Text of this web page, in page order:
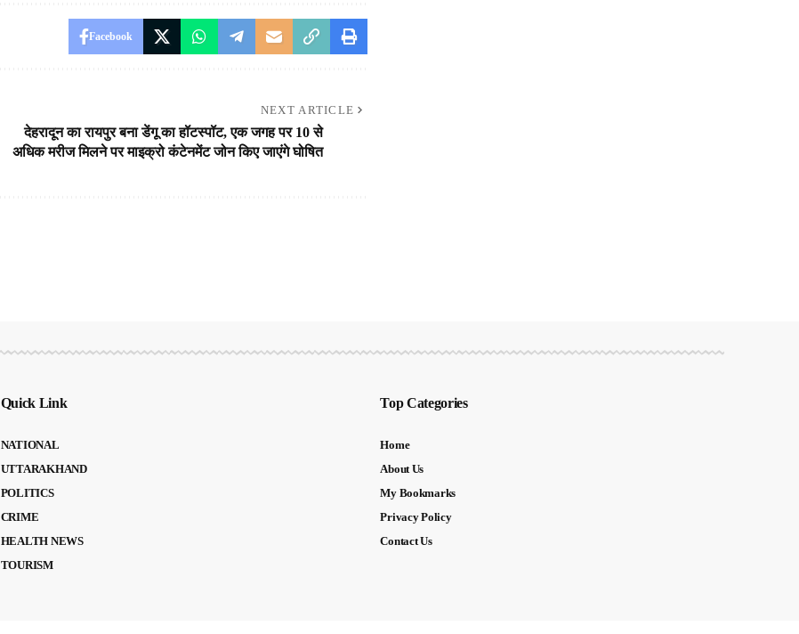
Facebook
NEXT ARTICLE
देहरादून का रायपुर बना डेंगू का हॉटस्पॉट, एक जगह पर 10 से
अधिक मरीज मिलने पर माइक्रो कंटेनमेंट जोन किए जाएंगे घोषित
Quick Link
NATIONAL
UTTARAKHAND
POLITICS
CRIME
HEALTH NEWS
TOURISM
Top Categories
Home
About Us
My Bookmarks
Privacy Policy
Contact Us